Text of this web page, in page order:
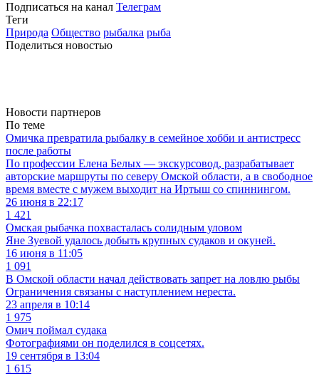
Подписаться на канал Телеграм
Теги
Природа Общество рыбалка рыба
Поделиться новостью
Новости партнеров
По теме
Омичка превратила рыбалку в семейное хобби и антистресс
после работы
По профессии Елена Белых — экскурсовод, разрабатывает
авторские маршруты по северу Омской области, а в свободное
время вместе с мужем выходит на Иртыш со спиннингом.
26 июня в 22:17
1 421
Омская рыбачка похвасталась солидным уловом
Яне Зуевой удалось добыть крупных судаков и окуней.
16 июня в 11:05
1 091
В Омской области начал действовать запрет на ловлю рыбы
Ограничения связаны с наступлением нереста.
23 апреля в 10:14
1 975
Омич поймал судака
Фотографиями он поделился в соцсетях.
19 сентября в 13:04
1 615